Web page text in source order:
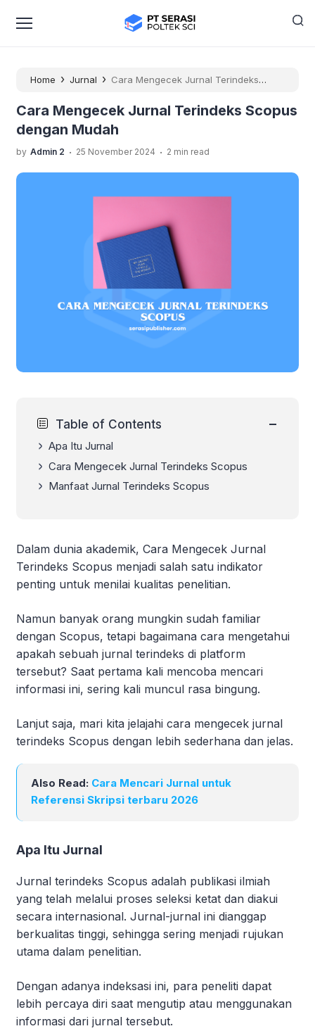
Home › Jurnal › Cara Mengecek Jurnal Terindeks
Cara Mengecek Jurnal Terindeks Scopus
dengan Mudah
by Admin 2 . 25 November 2024 . 2 min read
Table of Contents −
Apa Itu Jurnal
Cara Mengecek Jurnal Terindeks Scopus
Manfaat Jurnal Terindeks Scopus
Dalam dunia akademik, Cara Mengecek Jurnal
Terindeks Scopus menjadi salah satu indikator
penting untuk menilai kualitas penelitian.
Namun banyak orang mungkin sudah familiar
dengan Scopus, tetapi bagaimana cara mengetahui
apakah sebuah jurnal terindeks di platform
tersebut? Saat pertama kali mencoba mencari
informasi ini, sering kali muncul rasa bingung.
Lanjut saja, mari kita jelajahi cara mengecek jurnal
terindeks Scopus dengan lebih sederhana dan jelas.
Also Read: Cara Mencari Jurnal untuk
Referensi Skripsi terbaru 2026
Apa Itu Jurnal
Jurnal terindeks Scopus adalah publikasi ilmiah
yang telah melalui proses seleksi ketat dan diakui
secara internasional. Jurnal-jurnal ini dianggap
berkualitas tinggi, sehingga sering menjadi rujukan
utama dalam penelitian.
Dengan adanya indeksasi ini, para peneliti dapat
lebih percaya diri saat mengutip atau menggunakan
informasi dari jurnal tersebut.